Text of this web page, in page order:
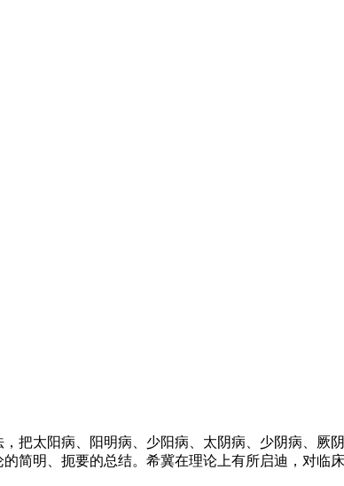
把太阳病、阳明病、少阳病、太阴病、少阴病、厥
简明、扼要的总结。希冀在理论上有所启迪，对